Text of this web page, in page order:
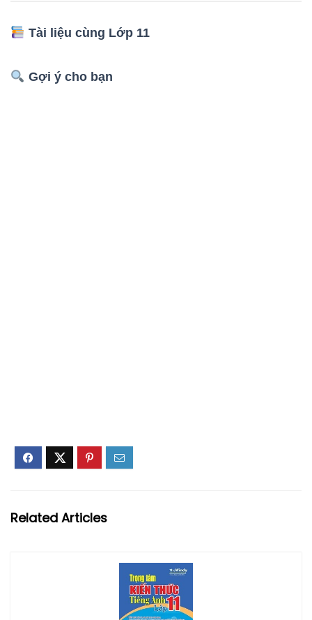
Tài liệu cùng Lớp 11
Gợi ý cho bạn
Related Articles